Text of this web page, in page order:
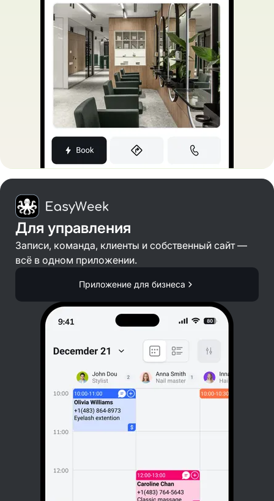
Для управления
Записи, команда, клиенты и собственный сайт —
всё в одном приложении.
Приложение для бизнеса